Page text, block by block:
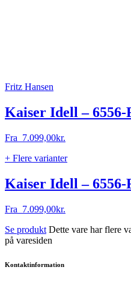
Fritz Hansen
Kaiser Idell – 6556-
Fra 7.099,00kr.
+ Flere varianter
Kaiser Idell – 6556-
Fra 7.099,00kr.
Se produkt Dette vare har flere
på varesiden
Kontaktinformation